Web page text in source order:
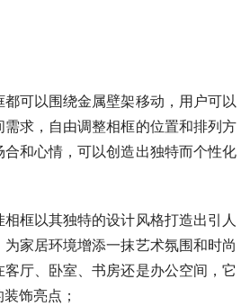
都可以围绕金属壁架移动，用户可以
求，自由调整相框的位置和排列方
和心情，可以创造出独特而个性化
相框以其独特的设计风格打造出引人
家居环境增添一抹艺术氛围和时尚
厅、卧室、书房还是办公空间，它
饰亮点；